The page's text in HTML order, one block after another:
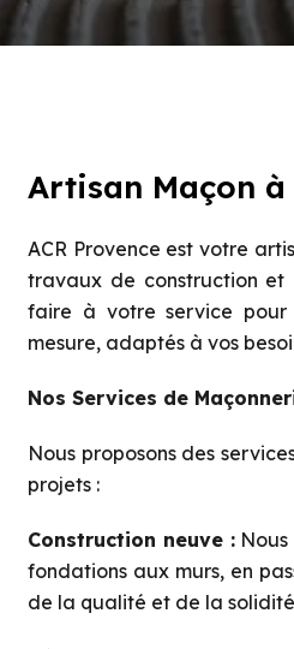
Artisan Maçon
ACR Provence est votre
travaux de construction et
faire à votre service pour
mesure, adaptés à vos
Nos Services de
Nous proposons des
projets :
Construction neuve :Nous
fondations aux murs, en
de la qualité et de la